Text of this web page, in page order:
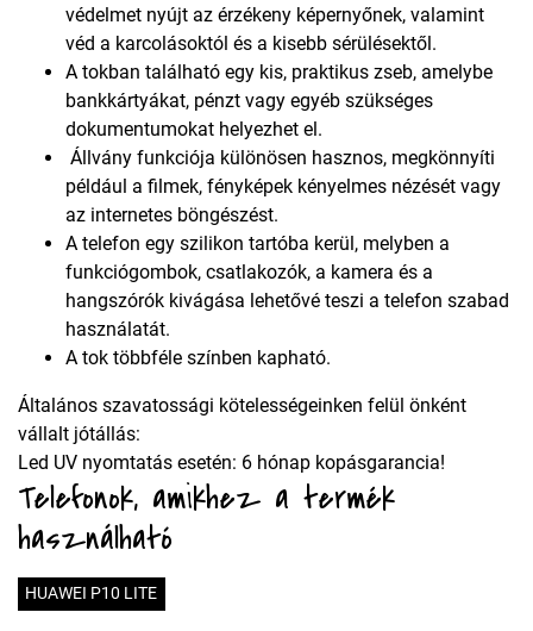
védelmet nyújt az érzékeny képernyőnek, valamint
véd a karcolásoktól és a kisebb sérülésektől.
A tokban található egy kis, praktikus zseb, amelybe
bankkártyákat, pénzt vagy egyéb szükséges
dokumentumokat helyezhet el.
Állvány funkciója különösen hasznos, megkönnyíti
például a filmek, fényképek kényelmes nézését vagy
az internetes böngészést.
A telefon egy szilikon tartóba kerül, melyben a
funkciógombok, csatlakozók, a kamera és a
hangszórók kivágása lehetővé teszi a telefon szabad
használatát.
A tok többféle színben kapható.
Általános szavatossági kötelességeinken felül önként
vállalt jótállás:
Led UV nyomtatás esetén: 6 hónap kopásgarancia!
Telefonok, amikhez a termék
használható
HUAWEI P10 LITE